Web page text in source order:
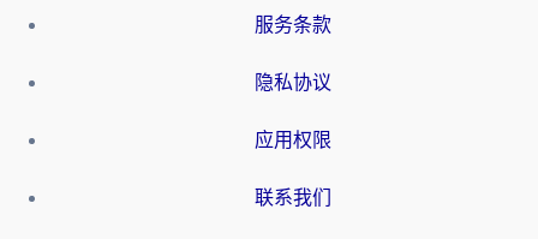
服务条款
隐私协议
应用权限
联系我们